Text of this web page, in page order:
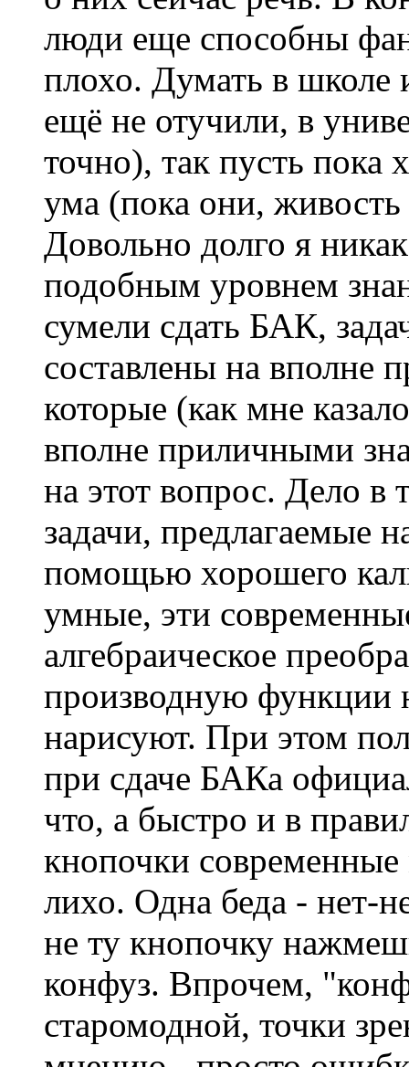
люди еще способны
плохо. Думать в школе
ещё не отучили, в
точно), так пусть пока
ума (пока они,
Довольно долго я
подобным уровнем
сумели сдать БАК,
составлены на вполне
которые (как мне
вполне приличными
на этот вопрос. Дело в
задачи, предлагаемые
помощью хорошего
умные, эти
алгебраическое
производную функции
нарисуют. При этом
при сдаче БАКа
что, а быстро и в
кнопочки
лихо. Одна беда - нет-
не ту кнопочку
конфуз. Впрочем,
старомодной, точки